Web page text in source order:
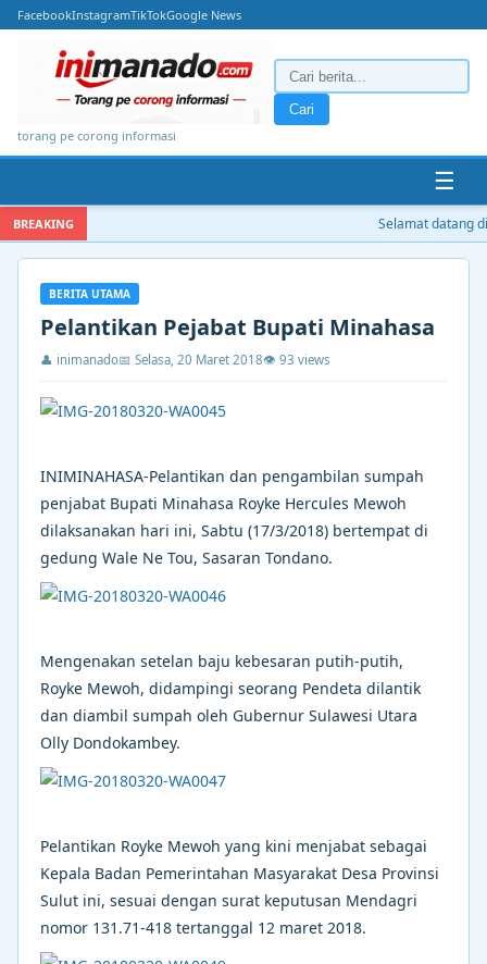
FacebookInstagramTikTokGoogle News
torang pe corong informasi
Cari
☰
BREAKING Selamat datang
BERITA UTAMA
Pelantikan Pejabat Bupati Minahasa
👤 inimanado📅 Selasa, 20 Maret 2018👁 93 views
INIMINAHASA-Pelantikan dan pengambilan sumpah
penjabat Bupati Minahasa Royke Hercules Mewoh
dilaksanakan hari ini, Sabtu (17/3/2018) bertempat di
gedung Wale Ne Tou, Sasaran Tondano.
Mengenakan setelan baju kebesaran putih-putih,
Royke Mewoh, didampingi seorang Pendeta dilantik
dan diambil sumpah oleh Gubernur Sulawesi Utara
Olly Dondokambey.
Pelantikan Royke Mewoh yang kini menjabat sebagai
Kepala Badan Pemerintahan Masyarakat Desa Provinsi
Sulut ini, sesuai dengan surat keputusan Mendagri
nomor 131.71-418 tertanggal 12 maret 2018.